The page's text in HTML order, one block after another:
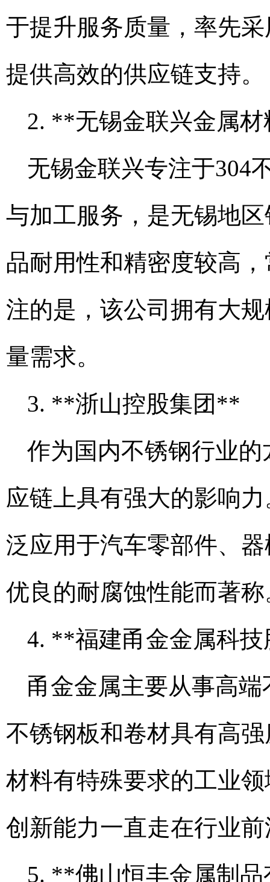
于提升服务质量，率先
提供高效的供应链支持。
2. **无锡金联兴金属
无锡金联兴专注于304
与加工服务，是无锡地
品耐用性和精密度较高
注的是，该公司拥有大
量需求。
3. **浙山控股集团**
作为国内不锈钢行业
应链上具有强大的影响
泛应用于汽车零部件、
优良的耐腐蚀性能而著称
4. **福建甬金金属科
甬金金属主要从事高
不锈钢板和卷材具有高
材料有特殊要求的工业
创新能力一直走在行业
5. **佛山恒丰金属制